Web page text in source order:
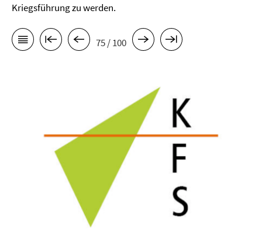
Kriegsführung zu werden.
75 / 100